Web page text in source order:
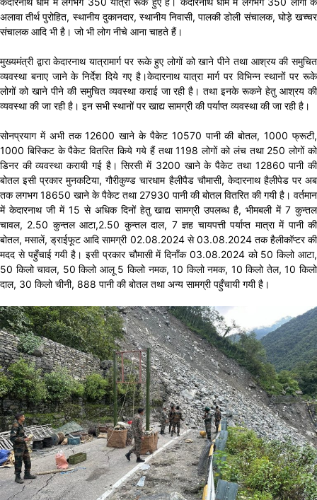
अलावा तीर्थ पुरोहित, स्थानीय दुकानदार, स्थानीय निवासी, पालकी डोली संचालक, घोड़े खच्चर
संचालक आदि भी है। जो भी लोग नीचे आना चाहते हैं।
मुख्यमंत्री द्वारा केदारनाथ यात्रामार्ग पर रूके हुए लोगों को खाने पीने तथा आश्रय की समुचित
व्यवस्था बनाए जाने के निर्देश दिये गए है।केदारनाथ यात्रा मार्ग पर विभिन्न स्थानों पर रूके
लोगों को खाने पीने की समुचित व्यवस्था कराई जा रही है। तथा इनके रूकने हेतु आश्रय की
व्यवस्था की जा रही है। इन सभी स्थानों पर खाद्य सामग्री की पर्याप्त व्यवस्था की जा रही है।
सोनप्रयाग में अभी तक 12600 खाने के पैकेट 10570 पानी की बोतल, 1000 फ्रूटी,
1000 बिस्किट के पैकेट वितरित किये गये हैं तथा 1198 लोगों को लंच तथा 250 लोगों को
डिनर की व्यवस्था करायी गई है। सिरसी में 3200 खाने के पैकेट तथा 12860 पानी की
बोतल इसी प्रकार मुनकटिया, गौरीकुण्ड चारधाम हैलीपैड चौमासी, केदारनाथ हैलीपेड पर अब
तक लगभग 18650 खाने के पैकेट तथा 27930 पानी की बोतल वितरित की गयी है। वर्तमान
में केदारनाथ जी में 15 से अधिक दिनों हेतु खाद्य सामग्री उपलब्ध है, भीमबली में 7 कुन्तल
चावल, 2.50 कुन्तल आटा,2.50 कुन्तल दाल, 7 ज्ञह चायपत्ती पर्याप्त मात्रा में पानी की
बोतल, मसालें, ड्राईफूट आदि सामग्री 02.08.2024 से 03.08.2024 तक हैलीकॉप्टर की
मदद से पहुँचाई गयी है। इसी प्रकार चौमासी में दिनाँक 03.08.2024 को 50 किलो आटा,
50 किलो चावल, 50 किलो आलू 5 किलो नमक, 10 किलो नमक, 10 किलो तेल, 10 किलो
दाल, 30 किलो चीनी, 888 पानी की बोतल तथा अन्य सामग्री पहुँचायी गयी है।